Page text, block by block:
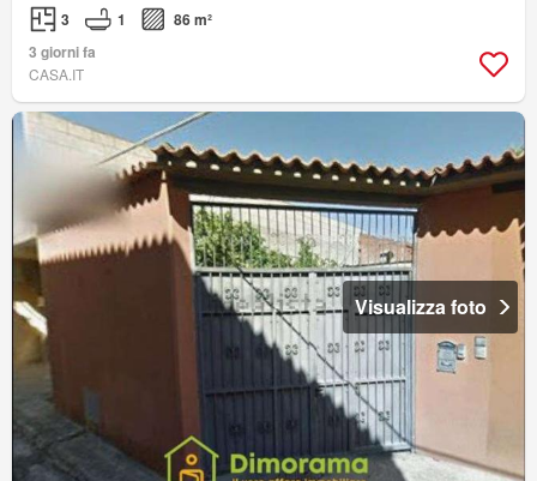
3 1
86 m²
3 giorni fa
CASA.IT
Visualizza foto